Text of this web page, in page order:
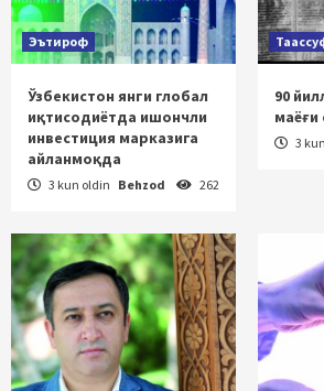
Эътироф
Ўзбекистон янги глобал
иқтисодиётда ишончли
инвестиция марказига
айланмоқда
3 kun oldin Behzod 262
90
маёғи
3